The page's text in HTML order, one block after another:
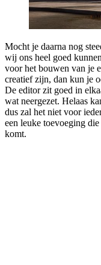
Mocht je daarna nog
wij ons heel goed
voor het bouwen van je
creatief zijn, dan kun je
De editor zit goed in
wat neergezet. Helaas
dus zal het niet voor
een leuke toevoeging
komt.